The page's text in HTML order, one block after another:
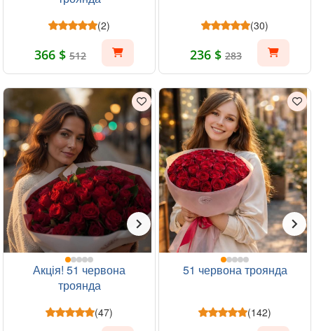
(2)
366 $ 512
(30)
236 $ 283
Акція! 51 червона
троянда
(47)
51 червона троянда
(142)